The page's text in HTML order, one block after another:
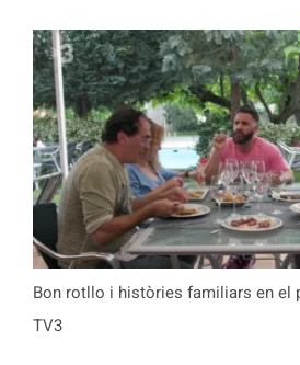
Bon rotllo i històries familiars en el
TV3